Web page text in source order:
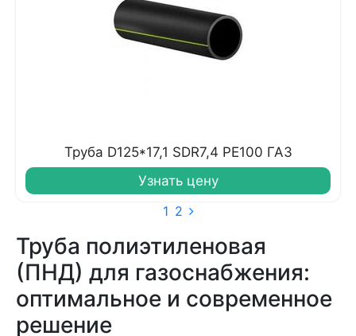
Труба D125*17,1 SDR7,4 PE100 ГАЗ
Узнать цену
1 2
Труба полиэтиленовая
(ПНД) для газоснабжения:
оптимальное и современное
решение